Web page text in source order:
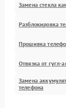
Замена стекла
Разблокировка
Прошивка
Отвязка от гугл-
Замена
телефона